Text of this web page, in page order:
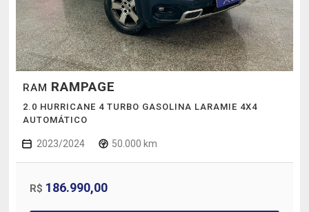
RAM RAMPAGE
2.0 HURRICANE 4 TURBO GASOLINA LARAMIE 4X4
AUTOMÁTICO
2023/2024 50.000 km
R$ 186.990,00